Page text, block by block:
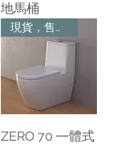
地馬桶
現貨，售完為止
ZERO 70 ㇐體式